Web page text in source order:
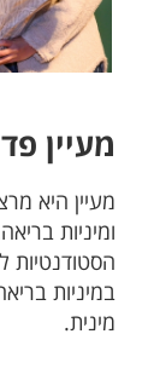
מעיין
מעיין היא
ומיניות
הסטודנטיות
במיניות
מינית.